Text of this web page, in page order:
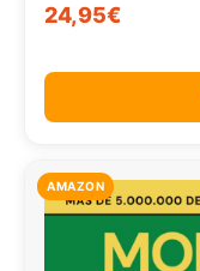
24,95€
AMAZON